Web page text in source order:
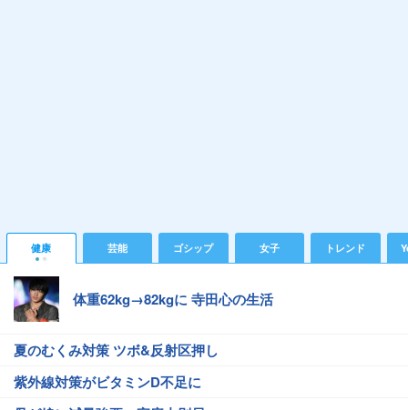
健康 芸能 ゴシップ 女子 トレンド
体重62kg→82kgに 寺田心の生活
夏のむくみ対策 ツボ&反射区押し
紫外線対策がビタミンD不足に